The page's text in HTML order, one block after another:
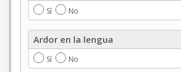
labios
o
boca
Sí No
Ardor
en
la
lengua
Ardor en la lengua
Sí No